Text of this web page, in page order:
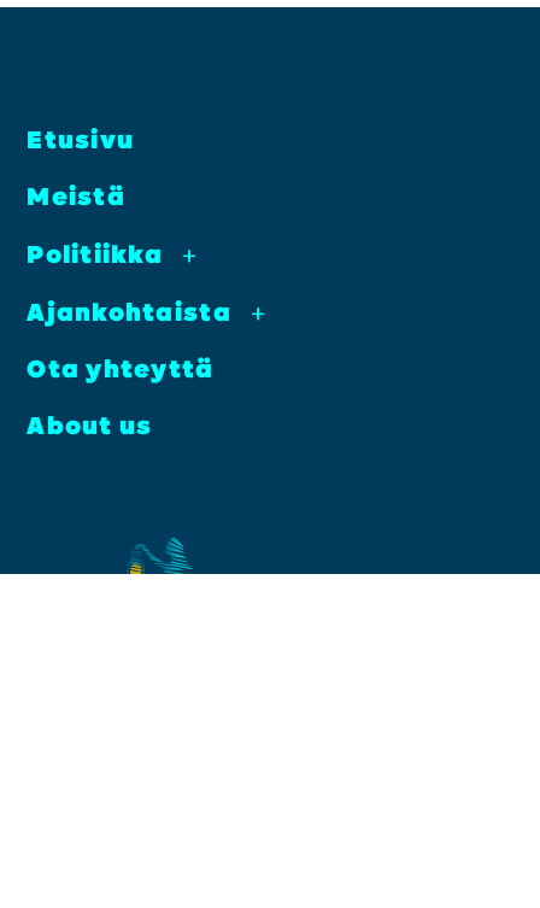
Etusi­vu
Meis­tä
Poli­tiik­ka
+
Ajan­koh­tais­ta +
Ota yhteyt­tä
About us